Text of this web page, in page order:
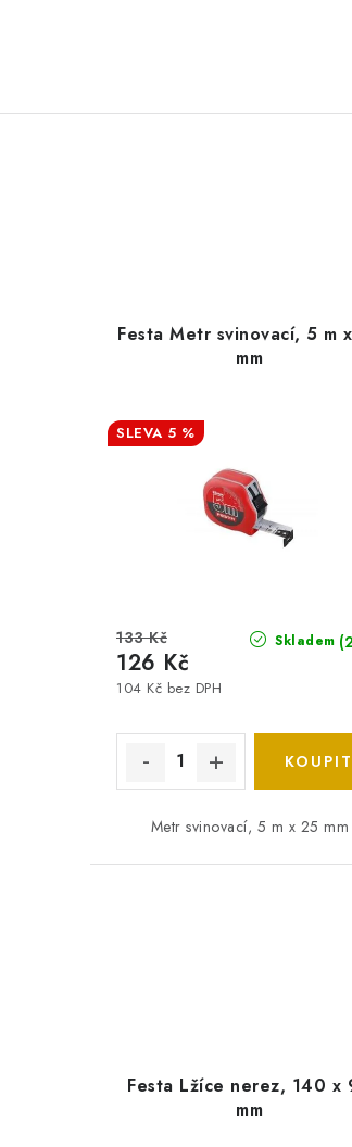
Festa Metr svinovací, 5 m
mm
5 %
Skladem
104 Kč bez DPH
126 Kč
133 Kč
Metr svinovací, 5 m x 25 mm
Festa Lžíce nerez, 140 x
mm